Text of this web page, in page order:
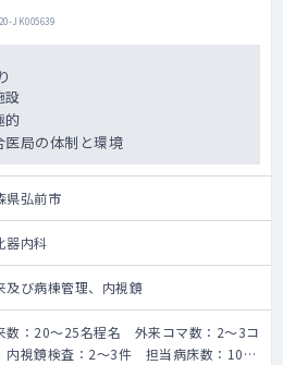
JK005639
設
的
局の体制と環境
県弘前市
器内科
及び病棟管理、内視鏡
数：20～25名程名 外来コマ数：2～3コ
視鏡検査：2～3件 担当病床数：10床